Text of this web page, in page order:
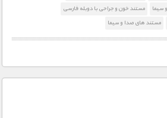
مستند خون و جراحی با دوبله فارسی
مستند های صدا و سیما